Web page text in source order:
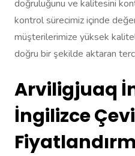
doğruluğunu ve kalitesini
kontrol sürecimiz içinde
müşterilerimize yüksek
doğru bir şekilde aktaran
Arviligjuaq
İngilizce